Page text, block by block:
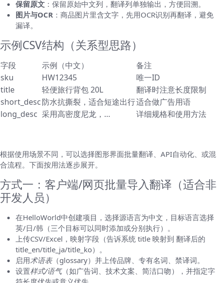
保留原文 ：保留原始中文列，翻译列单独输出，方便回溯。
图片与OCR ：商品图片里含文字，先用OCR识别再翻译，避免
漏译。
示例CSV结构（关系型思路）
字段 示例（中文）
备注
sku
HW12345
唯一ID
title
轻便旅行背包 20L
翻译时注意长度限制
short_desc防水抗撕裂，适合短途出行适合做广告用语
long_desc 采用高密度尼龙，… 详细规格和使用方法
根据使用场景不同，可以选择图形界面批量翻译、API自动化、或混
合流程。下面按用法逐步展开。
方式一：客户端/网页批量导入翻译（适合非
开发人员）
在HelloWorld中创建项目，选择源语言为中文，目标语言选择
英/日/韩（三个目标可以同时添加或分别执行）。
上传CSV/Excel，映射字段（告诉系统 title 映射到 翻译后的
title_en/title_ja/title_ko）。
启用术语表（glossary）并上传品牌、专有名词、禁译词。
设置样式/语气（如广告词、技术文案、简洁口吻），并指定字